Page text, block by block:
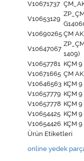
V10671737
V10653129
V10690265 ÇM
V10647067
1409)
V10657781 KÇM
V10671665 ÇM
V10646563 KÇM
V10657779 KÇM
V10657778 KÇM
V10654425 KÇM
V10654426 KÇM
Ürün Etiketleri
online yedek